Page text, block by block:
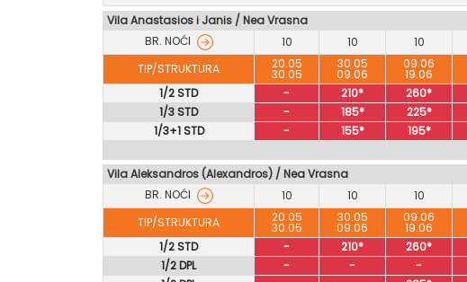
Vila Anastasios i Janis / Nea Vrasna
BR. NOĆI
10 10 10
TIP/STRUKTURA
20.05
30.05
30.05
09.06
09.06
19.06
1/2 STD
- 210* 260*
1/3 STD
- 185* 225*
1/3+1 STD
- 155* 195*
Vila Aleksandros (Alexandros) / Nea Vrasna
BR. NOĆI
10 10 10
TIP/STRUKTURA
20.05
30.05
30.05
09.06
09.06
19.06
1/2 STD
- 210* 260*
1/2 DPL
- - -